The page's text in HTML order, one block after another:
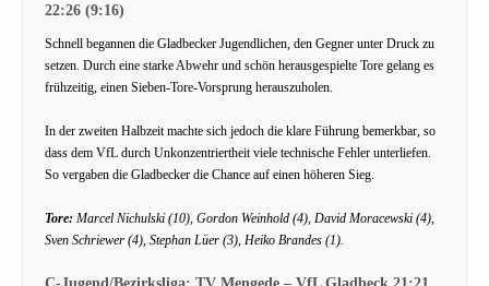
22:26 (9:16)
Schnell begannen die Gladbecker Jugendlichen, den Gegner unter Druck zu
setzen. Durch eine starke Abwehr und schön herausgespielte Tore gelang es
frühzeitig, einen Sieben-Tore-Vorsprung herauszuholen.
In der zweiten Halbzeit machte sich jedoch die klare Führung bemerkbar, so
dass dem VfL durch Unkonzentriertheit viele technische Fehler unterliefen.
So vergaben die Gladbecker die Chance auf einen höheren Sieg.
Tore: Marcel Nichulski (10), Gordon Weinhold (4), David Moracewski (4),
Sven Schriewer (4), Stephan Lüer (3), Heiko Brandes (1).